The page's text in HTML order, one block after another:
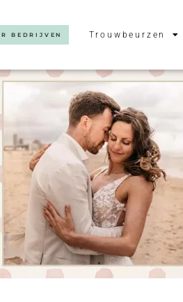
BEDRIJVEN Trouwbeurzen